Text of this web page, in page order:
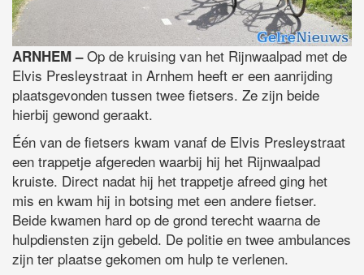
ARNHEM –Op de kruising van het Rijnwaalpad met de
Elvis Presleystraat in Arnhem heeft er een aanrijding
plaatsgevonden tussen twee fietsers. Ze zijn beide
hierbij gewond geraakt.
Één van de fietsers kwam vanaf de Elvis Presleystraat
een trappetje afgereden waarbij hij het Rijnwaalpad
kruiste. Direct nadat hij het trappetje afreed ging het
mis en kwam hij in botsing met een andere fietser.
Beide kwamen hard op de grond terecht waarna de
hulpdiensten zijn gebeld. De politie en twee ambulances
zijn ter plaatse gekomen om hulp te verlenen.